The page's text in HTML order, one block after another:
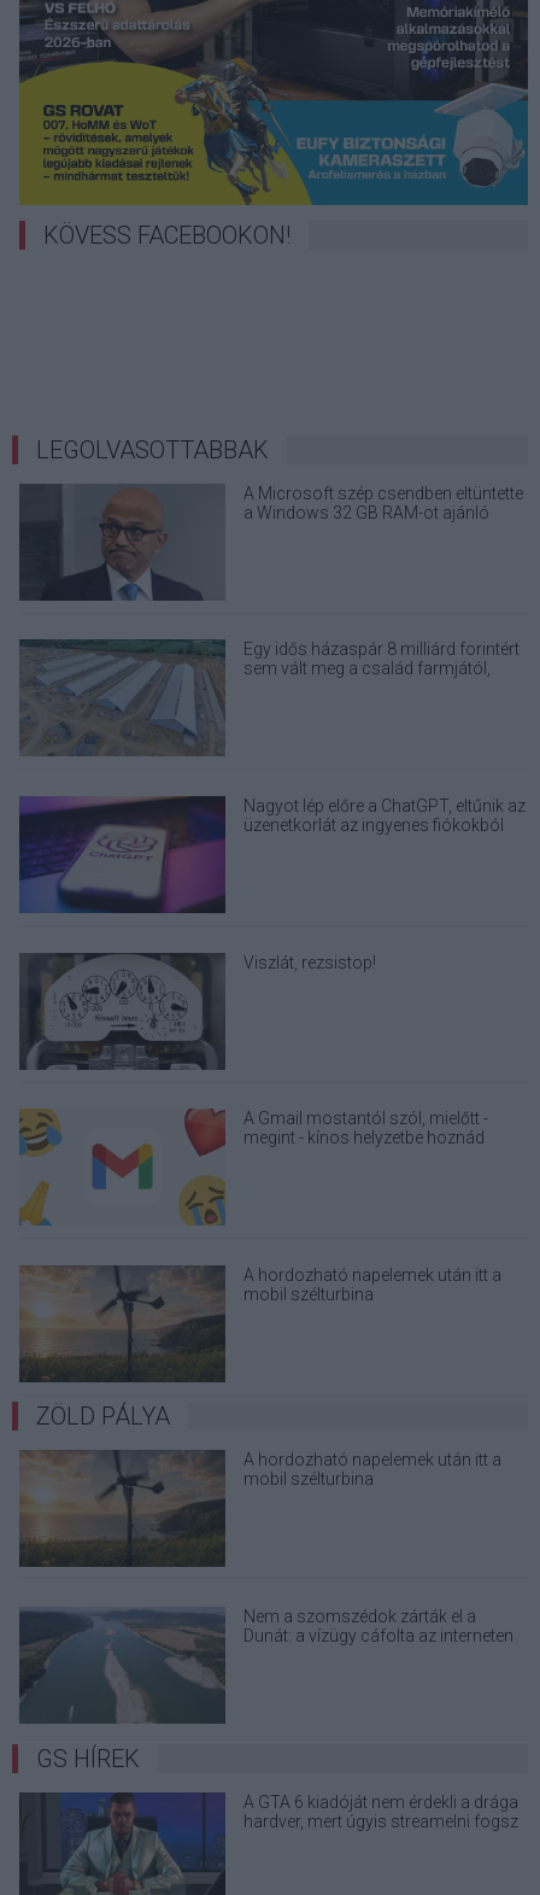
KÖVESS FACEBOOKON!
LEGOLVASOTTABBAK
A Microsoft szép csendben eltüntette
a Windows 32 GB RAM-ot ajánló
Egy idős házaspár 8 milliárd forintért
sem vált meg a család farmjától,
Nagyot lép előre a ChatGPT, eltűnik az
üzenetkorlát az ingyenes fiókokból
Viszlát, rezsistop!
A Gmail mostantól szól, mielőtt -
megint - kínos helyzetbe hoznád
A hordozható napelemek után itt a
mobil szélturbina
ZÖLD PÁLYA
A hordozható napelemek után itt a
mobil szélturbina
Nem a szomszédok zárták el a
Dunát: a vízügy cáfolta az interneten
GS HÍREK
A GTA 6 kiadóját nem érdekli a drága
hardver, mert úgyis streamelni fogsz